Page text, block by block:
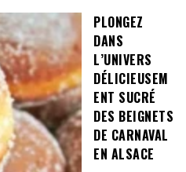
PLONGEZ
DANS
L’UNIVERS
DÉLICIEUSEM
ENT SUCRÉ
DES BEIGNETS
DE CARNAVAL
EN ALSACE